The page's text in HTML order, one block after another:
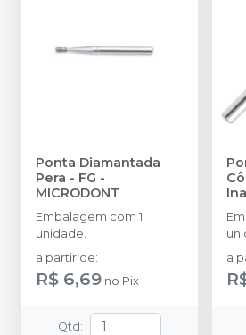
Ponta Diamantada
Pera - FG -
MICRODONT
Embalagem com 1
unidade.
a partir de:
R$ 6,69 no Pix
Qtd :
a